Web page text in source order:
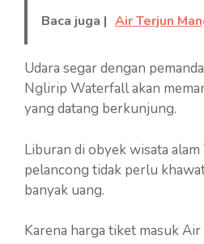
Baca juga | Air Terjun
Udara segar dengan
Nglirip Waterfall akan
yang datang berkunjung.
Liburan di obyek wisata alam
pelancong tidak perlu
banyak uang.
Karena harga tiket masuk